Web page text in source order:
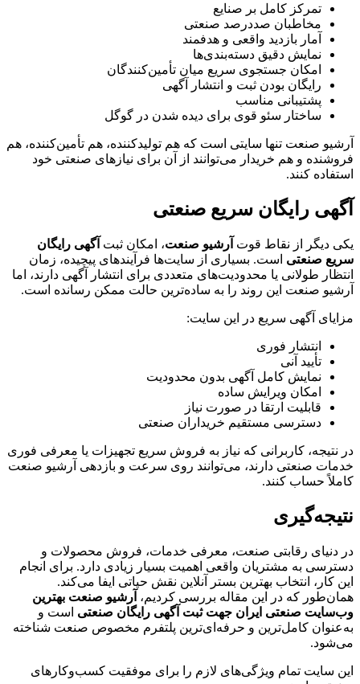
تمرکز کامل بر صنایع
مخاطبان صددرصد صنعتی
آمار بازدید واقعی و هدفمند
نمایش دقیق دسته‌بندی‌ها
امکان جستجوی سریع میان تأمین‌کنندگان
رایگان بودن ثبت و انتشار آگهی
پشتیبانی مناسب
ساختار سئو قوی برای دیده شدن در گوگل
آرشیو صنعت تنها سایتی است که هم تولیدکننده، هم تأمین‌کننده، هم
فروشنده و هم خریدار می‌توانند از آن برای نیازهای صنعتی خود
استفاده کنند.
آگهی رایگان سریع صنعتی
یکی دیگر از نقاط قوت آرشیو صنعت، امکان ثبت آگهی رایگان
سریع صنعتی است. بسیاری از سایت‌ها فرآیندهای پیچیده، زمان
انتظار طولانی یا محدودیت‌های متعددی برای انتشار آگهی دارند، اما
آرشیو صنعت این روند را به ساده‌ترین حالت ممکن رسانده است.
مزایای آگهی سریع در این سایت:
انتشار فوری
تأیید آنی
نمایش کامل آگهی بدون محدودیت
امکان ویرایش ساده
قابلیت ارتقا در صورت نیاز
دسترسی مستقیم خریداران صنعتی
در نتیجه، کاربرانی که نیاز به فروش سریع تجهیزات یا معرفی فوری
خدمات صنعتی دارند، می‌توانند روی سرعت و بازدهی آرشیو صنعت
کاملاً حساب کنند.
نتیجه‌گیری
در دنیای رقابتی صنعت، معرفی خدمات، فروش محصولات و
دسترسی به مشتریان واقعی اهمیت بسیار زیادی دارد. برای انجام
این کار، انتخاب بهترین بستر آنلاین نقش حیاتی ایفا می‌کند.
همان‌طور که در این مقاله بررسی کردیم، آرشیو صنعت بهترین
وب‌سایت صنعتی ایران جهت ثبت آگهی رایگان صنعتی است و
به‌عنوان کامل‌ترین و حرفه‌ای‌ترین پلتفرم مخصوص صنعت شناخته
می‌شود.
این سایت تمام ویژگی‌های لازم را برای موفقیت کسب‌وکارهای